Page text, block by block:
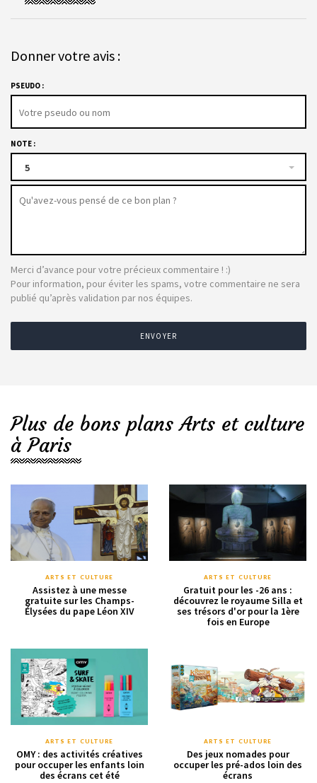
Donner votre avis :
PSEUDO :
NOTE :
5
Merci d’avance pour votre précieux commentaire ! :)
Pour information, pour éviter les spams, votre commentaire ne sera
publié qu’après validation par nos équipes.
ENVOYER
Plus de bons plans Arts et culture
à Paris
ARTS ET CULTURE
Assistez à une messe
gratuite sur les Champs-
Élysées du pape Léon XIV
ARTS ET CULTURE
Gratuit pour les -26 ans :
découvrez le royaume Silla et
ses trésors d'or pour la 1ère
fois en Europe
ARTS ET CULTURE
OMY : des activités créatives
pour occuper les enfants loin
des écrans cet été
ARTS ET CULTURE
Des jeux nomades pour
occuper les pré-ados loin des
écrans